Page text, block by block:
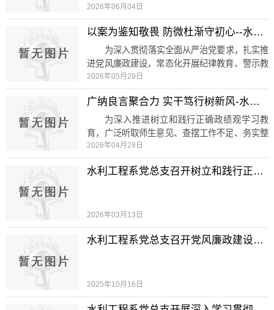
6月4日，水利工程系党总支班子成员深入各基层
党支部，专项调研指导正确政绩观学习教育开展
情况，精准把脉工作短板、现场督导提质增效。
调研过程中，系党总支班子成员通过查阅学习台
账、座谈交流、现场提问等方式，全面核查各支
部学习计划落实、集中研讨、个人自学、问题查
摆等工作开展成效，详细了解党员干部思想动
态、学习成效及工作推进难...
2026年06月04日
以案为鉴知敬畏 防微杜渐守初心--水利工程系党总支召开警示教育大会
为深入贯彻落实全面从严治党要求，扎实推
进党风廉政建设，常态化开展纪律教育、警示教
育，筑牢全系师生党员拒腐防变的思想道德防
线，引导全体党员干部严守纪律规矩、坚守育人
初心，5月29日，水利工程系党总支组织召开专
题警示教育大会，集中学习中央及省级层面正反
面典型案例，全系师生党员参会学习。会议坚持
以案示警、以案明纪、以案促改，聚焦水利行业
特色与高校育人工作实际，系统开展典型案例学
习教育。会上，党总支书记带...
2026年05月29日
广纳良言聚合力 实干笃行树新风-水利工程系党总支开展开门纳谏座谈会
为深入推进树立和践行正确政绩观学习教
育，广泛听取师生意见、查摆工作不足、务实整
改提升，近日，水利工程系党总支先后召开教
师、学生专场开门纳谏座谈会，面向师生代表征
集发展建议，以开门问策、集思广益的务实作风
资建设、学科科研、党建融合等重点工作，邀请
教职工代表立足岗位建言献策。与会教师围绕专
业发展精准建言，提出结合水利...
2026年04月28日
水利工程系党总支召开树立和践行正确政绩观学习教育启动部署会
2026年03月13日
水利工程系党总支召开党风廉政建设专题会议暨专题党课
2025年10月16日